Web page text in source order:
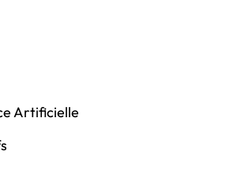
Artificielle